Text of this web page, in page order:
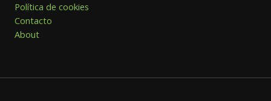
Política de cookies
Contacto
About